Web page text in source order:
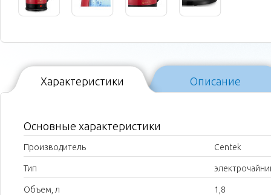
Характеристики Описание
Основные характеристики
Производитель Centek
Тип
Объем, л 1,8